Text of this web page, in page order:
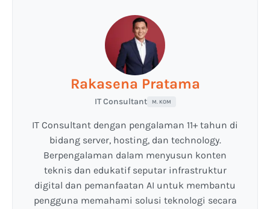
Rakasena Pratama
IT Consultant M. KOM
IT Consultant dengan pengalaman 11+ tahun di
bidang server, hosting, dan technology.
Berpengalaman dalam menyusun konten
teknis dan edukatif seputar infrastruktur
digital dan pemanfaatan AI untuk membantu
pengguna memahami solusi teknologi secara